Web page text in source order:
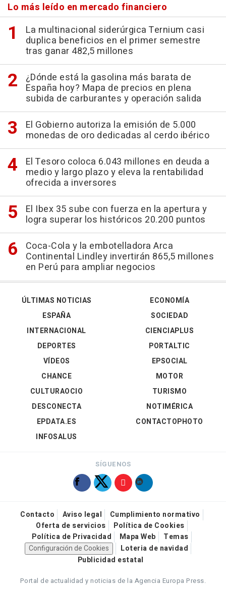
Lo más leído en mercado financiero
La multinacional siderúrgica Ternium casi
duplica beneficios en el primer semestre
tras ganar 482,5 millones
¿Dónde está la gasolina más barata de
España hoy? Mapa de precios en plena
subida de carburantes y operación salida
El Gobierno autoriza la emisión de 5.000
monedas de oro dedicadas al cerdo ibérico
El Tesoro coloca 6.043 millones en deuda a
medio y largo plazo y eleva la rentabilidad
ofrecida a inversores
El Ibex 35 sube con fuerza en la apertura y
logra superar los históricos 20.200 puntos
Coca-Cola y la embotelladora Arca
Continental Lindley invertirán 865,5 millones
en Perú para ampliar negocios
ÚLTIMAS NOTICIAS
ESPAÑA
INTERNACIONAL
DEPORTES
VÍDEOS
ECONOMÍA
SOCIEDAD
CIENCIAPLUS
PORTALTIC
EPSOCIAL
CHANCE
CULTURAOCIO
DESCONECTA
EPDATA.ES
INFOSALUS
MOTOR
TURISMO
NOTIMÉRICA
CONTACTOPHOTO
SÍGUENOS
Contacto Aviso legal
Cumplimiento normativo
Oferta de servicios
Política de Cookies
Política de Privacidad
Mapa Web
Temas
Configuración de Cookies
Loteria de navidad
Publicidad estatal
Portal de actualidad y noticias de la Agencia Europa Press.